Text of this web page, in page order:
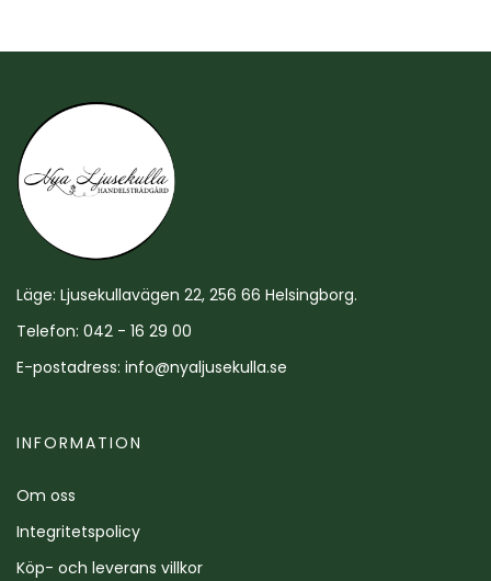
Läge: Ljusekullavägen 22, 256 66 Helsingborg.
Telefon: 042 - 16 29 00
E-postadress: info@nyaljusekulla.se
INFORMATION
Om oss
Integritetspolicy
Köp- och leverans villkor